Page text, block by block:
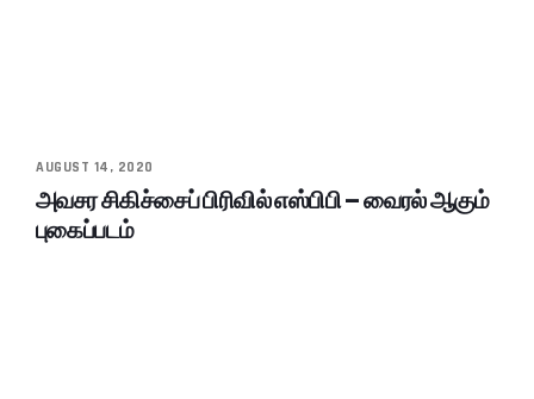
AUGUST 14, 2020
அவசர சிகிச்சைப் பிரிவில் எஸ்பிபி – வைரல் ஆகும்
புகைப்படம்